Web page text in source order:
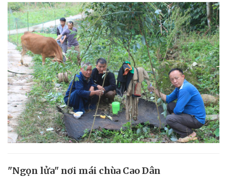
"Ngọn lửa" nơi mái chùa Cao Dân